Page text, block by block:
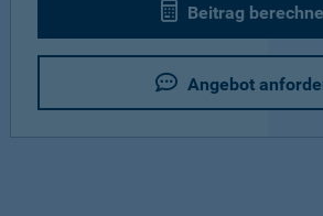
Beitrag
Angebot